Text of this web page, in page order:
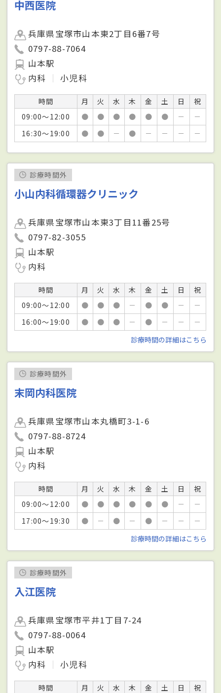
中西医院
兵庫県宝塚市山本東2丁目6番7号
0797-88-7064
山本駅
内科
小児科
時間 月 火 水 木 金 土 日
祝
09:00～12:00
● ● ● ● ● ● －
－
16:30～19:00
● ● － ● － － － －
診療時間外
小山内科循環器クリニック
兵庫県宝塚市山本東3丁目11番25号
0797-82-3055
山本駅
内科
時間 月 火 水 木 金 土 日
祝
09:00～12:00
● ● ● － ● ● －
－
16:00～19:00
● ● ● － ● － －
－
診療時間の詳細はこちら
診療時間外
末岡内科医院
兵庫県宝塚市山本丸橋町3-1-6
0797-88-8724
山本駅
内科
時間 月 火 水 木 金 土 日
祝
09:00～12:00
● ● ● ● ● ● －
－
17:00～19:30
● － ● － ● － －
－
診療時間の詳細はこちら
診療時間外
入江医院
兵庫県宝塚市平井1丁目7-24
0797-88-0064
山本駅
内科
小児科
時間 月 火 水 木 金 土 日
祝